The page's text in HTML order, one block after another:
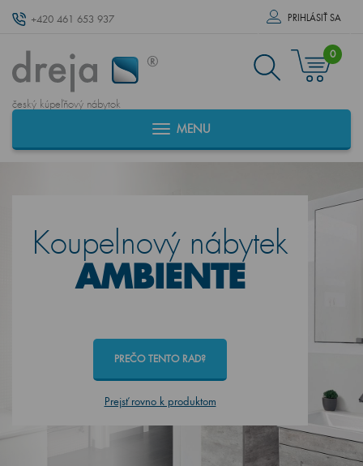
+420 461 653 937 PRIHLÁSIŤ SA
český kúpeľňový nábytok
0
MENU
Koupelnový nábytek
AMBIENTE
PREČO TENTO RAD?
Prejsť rovno k produktom